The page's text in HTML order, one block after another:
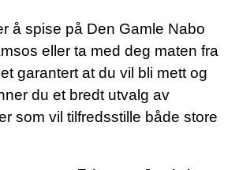
å spise på Den Gamle Nabo
eller ta med deg maten fra
garantert at du vil bli mett og
du et bredt utvalg av
som vil tilfredsstille både store